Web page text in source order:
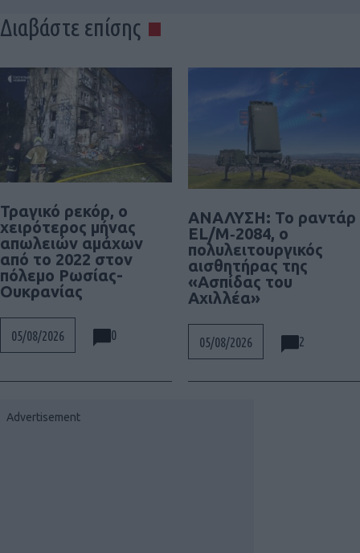
Διαβάστε επίσης
Τραγικό ρεκόρ, ο
χειρότερος μήνας
απωλειών αμάχων
από το 2022 στον
πόλεμο Ρωσίας-
Ουκρανίας
05/08/2026 0
ΑΝΑΛΥΣΗ: To ραντάρ
EL/M‑2084, ο
πολυλειτουργικός
αισθητήρας της
«Ασπίδας του
Αχιλλέα»
05/08/2026 2